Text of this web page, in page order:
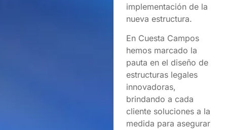
implementación de la
nueva estructura.
En Cuesta Campos
hemos marcado la
pauta en el diseño de
estructuras legales
innovadoras,
brindando a cada
cliente soluciones a la
medida para asegurar